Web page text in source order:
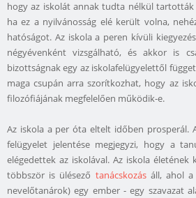
hogy az iskolát annak tudta nélkül tartották
ha ez a nyilvánosság elé került volna,
hatóságot. Az iskola a peren kívüli
négyévenként vizsgálható, és akkor is
bizottságnak egy az iskolafelügyelettől
maga csupán arra szorítkozhat, hogy az
filozófiájának megfelelően működik-e.
Az iskola a per óta eltelt időben prosperál.
felügyelet jelentése megjegyzi, hogy a
elégedettek az iskolával. Az iskola
többször is ülésező tanácskozásáll, ahol a
nevelőtanárok) egy ember - egy szavazat